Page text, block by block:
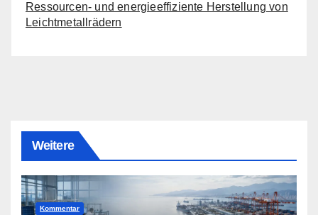
Ressourcen- und energieeffiziente Herstellung von
Leichtmetallrädern
Weitere
Kommentar